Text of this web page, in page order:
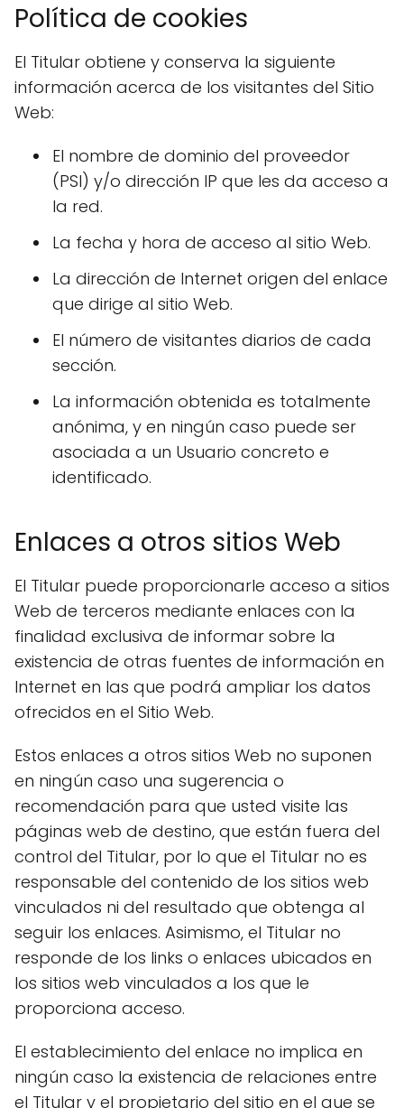
Política de cookies
El Titular obtiene y conserva la siguiente
información acerca de los visitantes del Sitio
Web:
El nombre de dominio del proveedor
(PSI) y/o dirección IP que les da acceso a
la red.
La fecha y hora de acceso al sitio Web.
La dirección de Internet origen del enlace
que dirige al sitio Web.
El número de visitantes diarios de cada
sección.
La información obtenida es totalmente
anónima, y en ningún caso puede ser
asociada a un Usuario concreto e
identificado.
Enlaces a otros sitios Web
El Titular puede proporcionarle acceso a sitios
Web de terceros mediante enlaces con la
finalidad exclusiva de informar sobre la
existencia de otras fuentes de información en
Internet en las que podrá ampliar los datos
ofrecidos en el Sitio Web.
Estos enlaces a otros sitios Web no suponen
en ningún caso una sugerencia o
recomendación para que usted visite las
páginas web de destino, que están fuera del
control del Titular, por lo que el Titular no es
responsable del contenido de los sitios web
vinculados ni del resultado que obtenga al
seguir los enlaces. Asimismo, el Titular no
responde de los links o enlaces ubicados en
los sitios web vinculados a los que le
proporciona acceso.
El establecimiento del enlace no implica en
ningún caso la existencia de relaciones entre
el Titular y el propietario del sitio en el que se